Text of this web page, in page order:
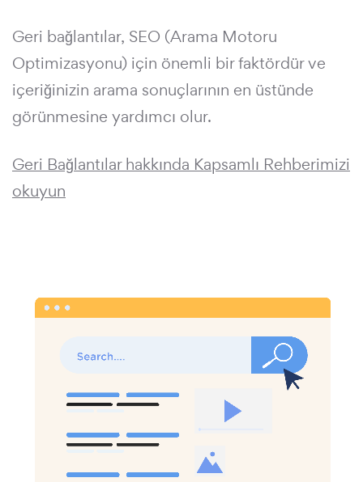
Geri bağlantılar, SEO (Arama Motoru
Optimizasyonu) için önemli bir faktördür ve
içeriğinizin arama sonuçlarının en üstünde
görünmesine yardımcı olur.
Geri Bağlantılar hakkında Kapsamlı Rehberimizi
okuyun